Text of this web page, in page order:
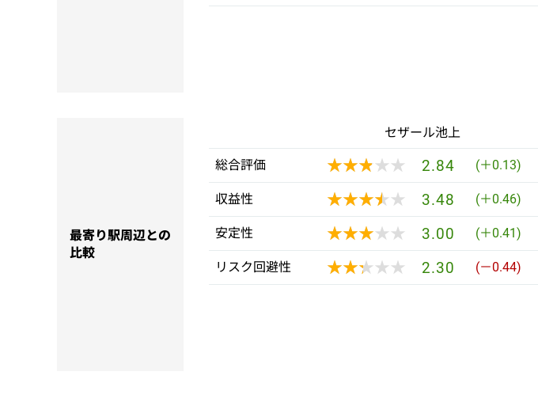
最寄り駅周辺との
比較
セザール池上
総合評価 ★★★★★
★★★★★ 2.84 (＋0.13)
収益性 ★★★★★
★★★★★ 3.48 (＋0.46)
安定性 ★★★★★
★★★★★ 3.00 (＋0.41)
リスク回避性 ★★★★★
★★★★★ 2.30 (－0.44)